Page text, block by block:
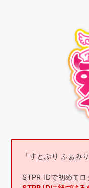
「すとぷり ふぁみ
STPR IDで初めてロ